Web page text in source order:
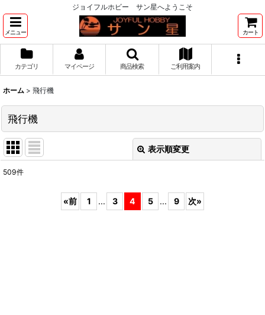
ジョイフルホビー サン星へようこそ
メニュー カート
カテゴリ マイページ 商品検索 ご利用案内
ホーム > 飛行機
飛行機
表示順変更
509件
«前 1 ... 3 4 5 ... 9 次»